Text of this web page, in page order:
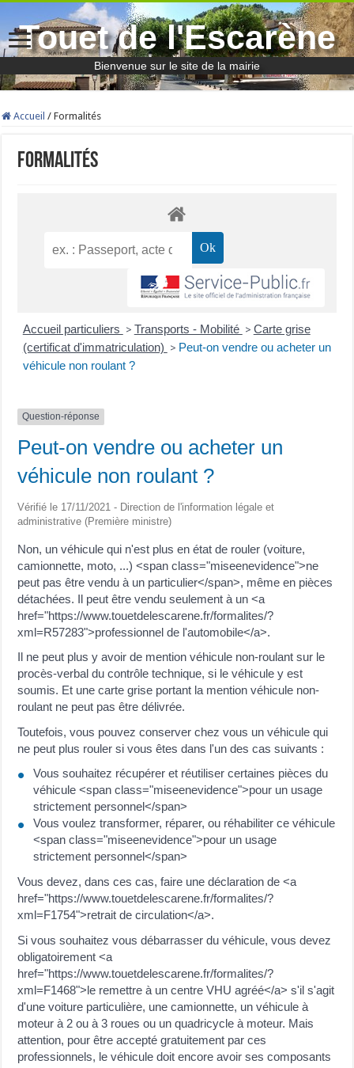
Touet de l'Escarène
Bienvenue sur le site de la mairie
Accueil / Formalités
Formalités
Accueil particuliers > Transports - Mobilité > Carte grise
(certificat d'immatriculation) > Peut-on vendre ou acheter un
véhicule non roulant ?
Question-réponse
Peut-on vendre ou acheter un
véhicule non roulant ?
Vérifié le 17/11/2021 - Direction de l'information légale et
administrative (Première ministre)
Non, un véhicule qui n'est plus en état de rouler (voiture,
camionnette, moto, ...) <span class="miseenevidence">ne
peut pas être vendu à un particulier</span>, même en pièces
détachées. Il peut être vendu seulement à un <a
href="https://www.touetdelescarene.fr/formalites/?
xml=R57283">professionnel de l'automobile</a>.
Il ne peut plus y avoir de mention véhicule non-roulant sur le
procès-verbal du contrôle technique, si le véhicule y est
soumis. Et une carte grise portant la mention véhicule non-
roulant ne peut pas être délivrée.
Toutefois, vous pouvez conserver chez vous un véhicule qui
ne peut plus rouler si vous êtes dans l'un des cas suivants :
Vous souhaitez récupérer et réutiliser certaines pièces du
véhicule <span class="miseenevidence">pour un usage
strictement personnel</span>
Vous voulez transformer, réparer, ou réhabiliter ce véhicule
<span class="miseenevidence">pour un usage
strictement personnel</span>
Vous devez, dans ces cas, faire une déclaration de <a
href="https://www.touetdelescarene.fr/formalites/?
xml=F1754">retrait de circulation</a>.
Si vous souhaitez vous débarrasser du véhicule, vous devez
obligatoirement <a
href="https://www.touetdelescarene.fr/formalites/?
xml=F1468">le remettre à un centre VHU agréé</a> s'il s'agit
d'une voiture particulière, une camionnette, un véhicule à
moteur à 2 ou à 3 roues ou un quadricycle à moteur. Mais
attention, pour être accepté gratuitement par ces
professionnels, le véhicule doit encore avoir ses composants